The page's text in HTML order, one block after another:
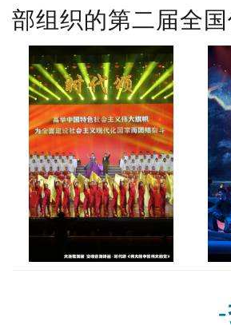
部组织的第二届全